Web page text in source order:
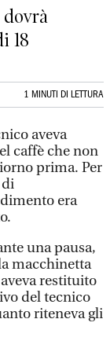
dovrà
18
1 MINUTI DI LETTURA
aveva
caffè che non
prima. Per
di
era
una pausa,
macchinetta
restituito
del tecnico
riteneva gli